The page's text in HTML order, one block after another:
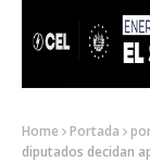
Home Portada
diputados decidan